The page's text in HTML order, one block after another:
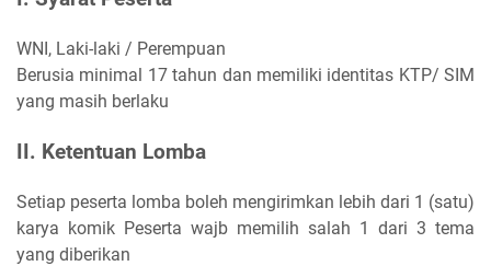
WNI, Laki-laki / Perempuan
Berusia minimal 17 tahun dan memiliki identitas KTP/ SIM
yang masih berlaku
II. Ketentuan Lomba
Setiap peserta lomba boleh mengirimkan lebih dari 1 (satu)
karya komik Peserta wajb memilih salah 1 dari 3 tema
yang diberikan